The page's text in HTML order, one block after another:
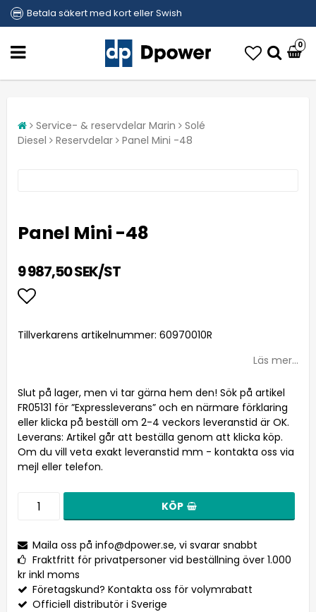
Betala säkert med kort eller Swish
0
Service- & reservdelar Marin
Solé
Diesel
Reservdelar Panel Mini -48
Panel Mini -48
9 987,50 SEK/ST
Lägg till i favoritlistan
Tillverkarens artikelnummer: 60970010R
Läs mer...
Slut på lager, men vi tar gärna hem den! Sök på artikel
FR05131 för ”Expressleverans” och en närmare förklaring
eller klicka på beställ om 2-4 veckors leveranstid är OK.
Leverans: Artikel går att beställa genom att klicka köp.
Om du vill veta exakt leveranstid mm - kontakta oss via
mejl eller telefon.
KÖP
Maila oss på info@dpower.se, vi svarar snabbt
Fraktfritt för privatpersoner vid beställning över 1.000
kr inkl moms
Företagskund? Kontakta oss för volymrabatt
Officiell distributör i Sverige